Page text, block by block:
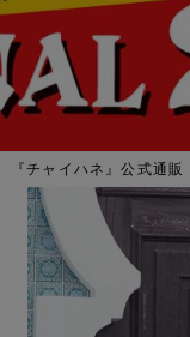
『チャイハネ』公式通販